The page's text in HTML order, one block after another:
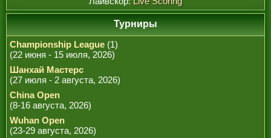
Турниры
Championship League (1)
(22 июня - 15 июля, 2026)
Шанхай Мастерс
(27 июля - 2 августа, 2026)
China Open
(8-16 августа, 2026)
Wuhan Open
(23-29 августа, 2026)